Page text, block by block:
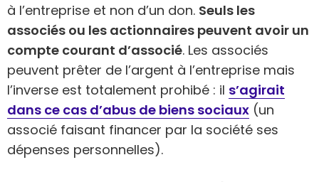
à l’entreprise et non d’un don. Seuls les
associés ou les actionnaires peuvent avoir un
compte courant d’associé. Les associés
peuvent prêter de l’argent à l’entreprise mais
l’inverse est totalement prohibé : il s’agirait
dans ce cas d’abus de biens sociaux (un
associé faisant financer par la société ses
dépenses personnelles).